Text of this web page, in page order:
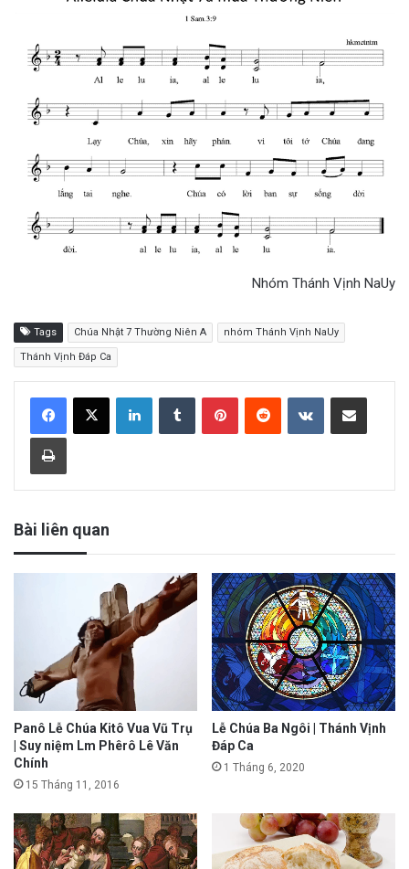
Nhóm Thánh Vịnh NaUy
Tags Chúa Nhật 7 Thường Niên A nhóm Thánh Vịnh NaUy
Thánh Vịnh Đáp Ca
Bài liên quan
Panô Lễ Chúa Kitô Vua Vũ Trụ
| Suy niệm Lm Phêrô Lê Văn
Chính
15 Tháng 11, 2016
Lễ Chúa Ba Ngôi | Thánh Vịnh
Đáp Ca
1 Tháng 6, 2020